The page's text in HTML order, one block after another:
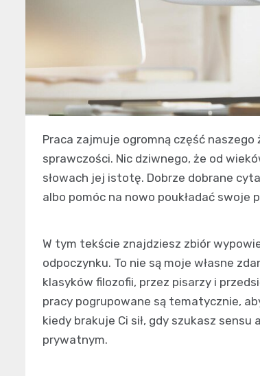
Praca zajmuje ogromną część
sprawczości. Nic dziwnego, że od
słowach jej istotę. Dobrze dobrane
albo pomóc na nowo poukładać swoje
W tym tekście znajdziesz zbiór
odpoczynku. To nie są moje własne
klasyków filozofii, przez pisarzy i
pracy pogrupowane są tematycznie,
kiedy brakuje Ci sił, gdy szukasz
prywatnym.